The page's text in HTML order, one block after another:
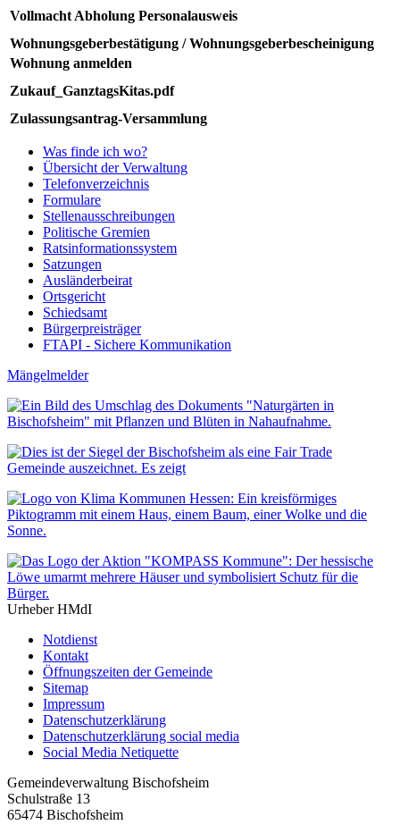
Vollmacht Abholung Personalausweis
Wohnungsgeberbestätigung / Wohnungsgeberbescheinigung
Wohnung anmelden
Zukauf_GanztagsKitas.pdf
Zulassungsantrag-Versammlung
Was finde ich wo?
Übersicht der Verwaltung
Telefonverzeichnis
Formulare
Stellenausschreibungen
Politische Gremien
Ratsinformationssystem
Satzungen
Ausländerbeirat
Ortsgericht
Schiedsamt
Bürgerpreisträger
FTAPI - Sichere Kommunikation
Mängelmelder
Urheber HMdI
Notdienst
Kontakt
Öffnungszeiten der Gemeinde
Sitemap
Impressum
Datenschutzerklärung
Datenschutzerklärung social media
Social Media Netiquette
Gemeindeverwaltung Bischofsheim
Schulstraße 13
65474 Bischofsheim